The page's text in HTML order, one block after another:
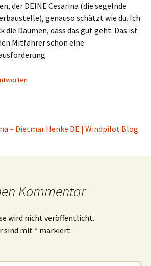
der DEINE Cesarina (die segelnde
genauso schätzt wie du. Ich
die Daumen, dass das gut geht. Das ist
Mitfahrer schon eine
– Dietmar Henke DE | Windpilot Blog
Kommentar
wird nicht veröffentlicht.
sind mit * markiert